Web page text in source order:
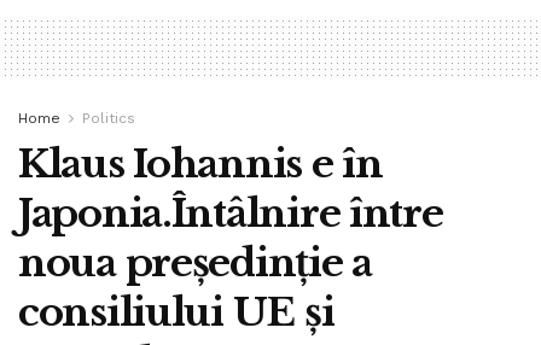
Home Politics
Klaus Iohannis e în
Japonia.Întâlnire între
noua președinție a
consiliului UE și